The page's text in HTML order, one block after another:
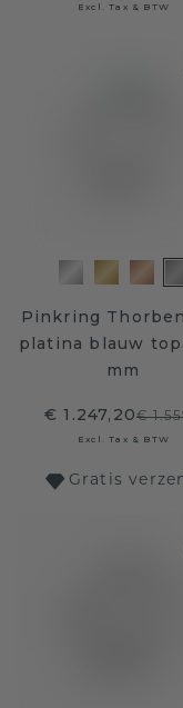
Excl. Tax & BTW
Pinkring
platina blauw
mm
€ 1.247,20€
Excl. Tax & BTW
Gratis